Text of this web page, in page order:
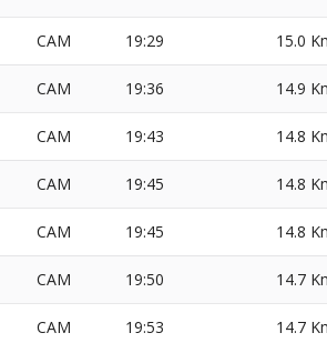
CAM 19:29 15.0
CAM 19:36 14.9
CAM 19:43 14.8
CAM 19:45 14.8
CAM 19:45 14.8
CAM 19:50 14.7
CAM 19:53 14.7